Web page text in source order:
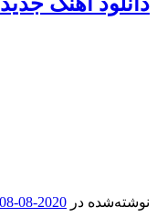
نوشته‌شده در 2020-08-08